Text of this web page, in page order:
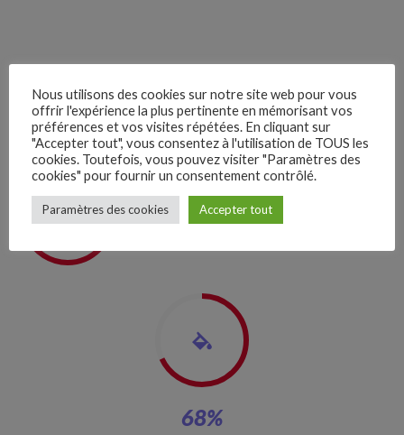
Follow Us
Icon style
68%
68%
Nous utilisons des cookies sur notre site web pour vous
offrir l'expérience la plus pertinente en mémorisant vos
préférences et vos visites répétées. En cliquant sur
"Accepter tout", vous consentez à l'utilisation de TOUS les
cookies. Toutefois, vous pouvez visiter "Paramètres des
cookies" pour fournir un consentement contrôlé.
Paramètres des cookies Accepter tout